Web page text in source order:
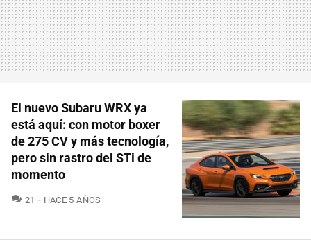
El nuevo Subaru WRX ya
está aquí: con motor boxer
de 275 CV y más tecnología,
pero sin rastro del STi de
momento
21 COMENTARIOS
HACE 5 AÑOS